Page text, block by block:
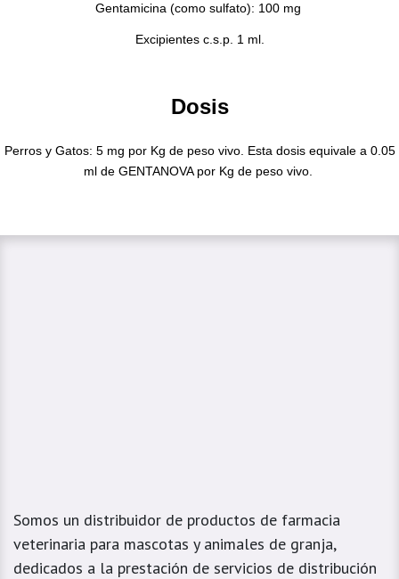
Gentamicina (como sulfato): 100 mg
Excipientes c.s.p. 1 ml.
Dosis
Perros y Gatos: 5 mg por Kg de peso vivo. Esta dosis equivale a 0.05
ml de GENTANOVA por Kg de peso vivo.
Somos un distribuidor de productos de farmacia
veterinaria para mascotas y animales de granja,
dedicados a la prestación de servicios de distribución